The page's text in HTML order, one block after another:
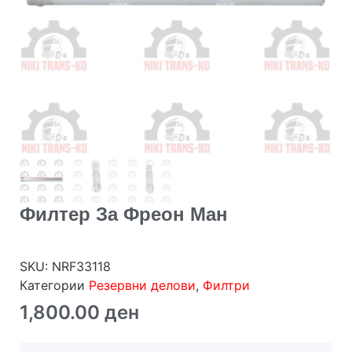
Филтер За Фреон Ман
SKU: NRF33118
Категории Резервни делови, Филтри
1,800.00 ден